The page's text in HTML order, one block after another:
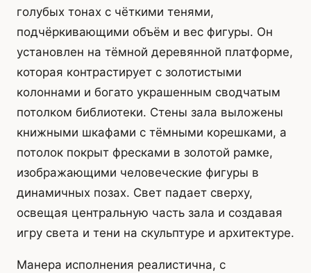
голубых тонах с чёткими тенями,
подчёркивающими объём и вес фигуры. Он
установлен на тёмной деревянной платформе,
которая контрастирует с золотистыми
колоннами и богато украшенным сводчатым
потолком библиотеки. Стены зала выложены
книжными шкафами с тёмными корешками, а
потолок покрыт фресками в золотой рамке,
изображающими человеческие фигуры в
динамичных позах. Свет падает сверху,
освещая центральную часть зала и создавая
игру света и тени на скульптуре и архитектуре.
Манера исполнения реалистична, с